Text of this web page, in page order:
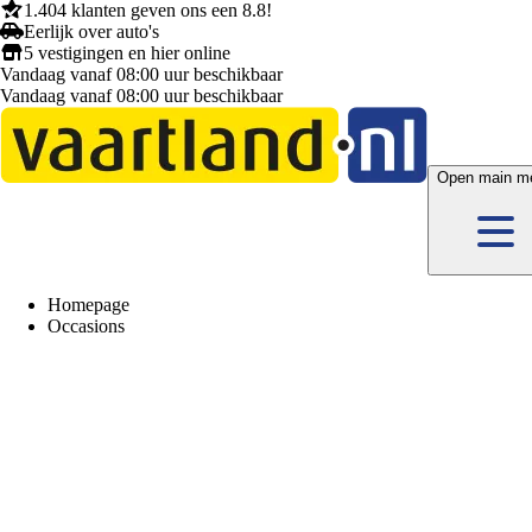
1.404 klanten geven ons een 8.8!
Eerlijk over auto's
5 vestigingen en hieronline
Vandaag vanaf 08:00 uur beschikbaar
Vandaag vanaf 08:00 uur beschikbaar
Open main
Homepage
Occasions